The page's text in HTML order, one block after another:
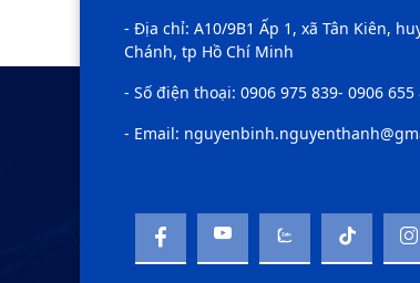
- Địa chỉ: A10/9B1 Ấp 1, xã Tân Kiên,
Chánh, tp Hồ Chí Minh
- Số điện thoại: 0906 975 839- 0906 655
- Email: